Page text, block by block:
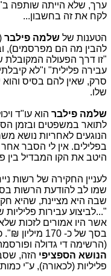
ערך, שלא הייתה שותפה
לקח את זה בחשבון...
הטענות של שלמה פילבר
להבין מה הם מפרסמים),
"זו דרך הפעולה המקובלת
עבירה פלילית" ו"לא
סרק, שאין להם בסיס
שלו.
שלמה פילבר הוא עו"ד
לתואר במשפטים ובזמן
הנוגעים לאחריות נושא
בפלילים. אין לי הסבר אחר
היטב את הקו המבדיל בין
שמו לב להודעת הרשות
שבה היא מציינת, שהיא
אשר היו אמורים לזכות
בסך של כ- 170
(הרשימה די גדולה
הנושא הספציפי הזה,
פליליות (לכאורה), ע"י